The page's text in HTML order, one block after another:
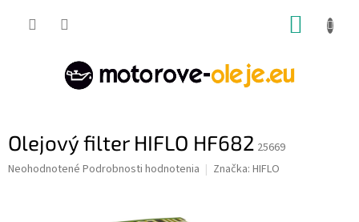
Olejový filter HIFLO HF682 25669
Priemerné
Neohodnotené Podrobnosti hodnotenia Značka: HIFLO